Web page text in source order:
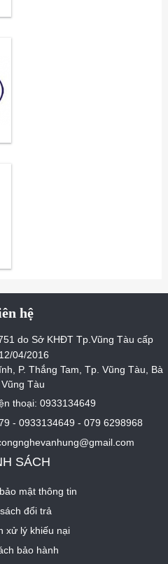
hệ
do Sở KHĐT Tp.Vũng Tàu cấp
04/2016
P. Thắng Tam, Tp. Vũng Tàu, Bà
Tàu
thoại: 0933134649
- 0933134649 - 079 6298968
SÁCH
mật thông tin
đổi trả
xử lý khiếu nại
bảo hành